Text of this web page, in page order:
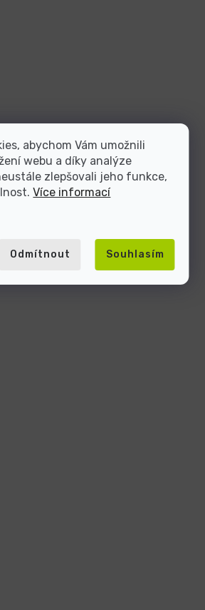
abychom Vám umožnili
webu a díky analýze
zlepšovali jeho funkce,
Více informací
Odmítnout Souhlasím